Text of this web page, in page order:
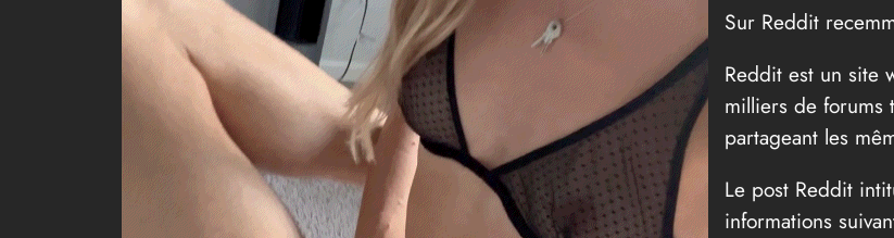
Sur Reddit
Reddit est un site
milliers de forums
partageant les
Le post Reddit
informations